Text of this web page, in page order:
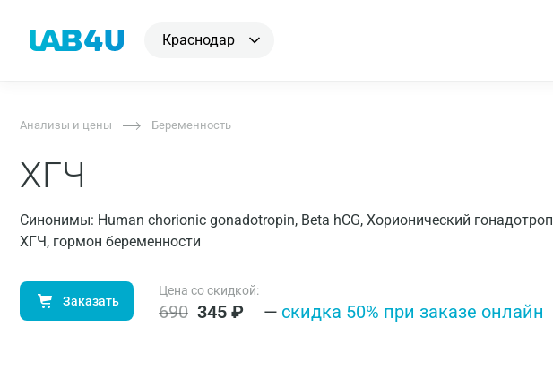
Краснодар
Анализы и цены Беременность
ХГЧ
Синонимы: Human chorionic gonadotropin, Beta hCG, Хорионический
ХГЧ, гормон беременности
Заказать
Цена со скидкой:
690 345 ₽ — cкидка 50% при заказе онлайн